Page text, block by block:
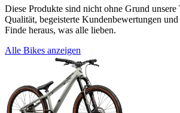
Diese Produkte sind nicht ohne Grund
Qualität, begeisterte Kundenbewertungen
Finde heraus, was alle lieben.
Alle Bikes anzeigen